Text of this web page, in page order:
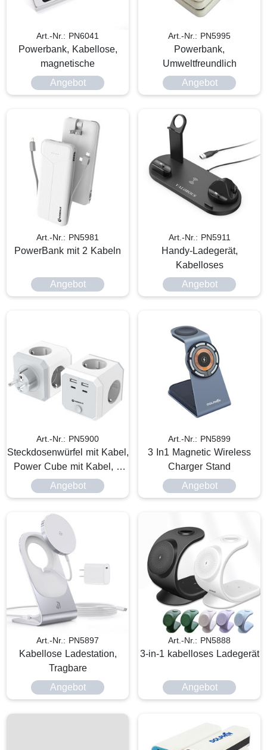
Art.-Nr.: PN6041
Powerbank, Kabellose,
magnetische
Angebot
Art.-Nr.: PN5995
Powerbank,
Umweltfreundlich
Angebot
Art.-Nr.: PN5981
PowerBank mit 2 Kabeln
Angebot
Art.-Nr.: PN5911
Handy-Ladegerät,
Kabelloses
Angebot
Art.-Nr.: PN5900
Steckdosenwürfel mit Kabel,
Power Cube mit Kabel, 4
Steckdosen
Angebot
Art.-Nr.: PN5899
3 In1 Magnetic Wireless
Charger Stand
Angebot
Art.-Nr.: PN5897
Kabellose Ladestation,
Tragbare
Angebot
Art.-Nr.: PN5888
3-in-1 kabelloses Ladegerät
Angebot